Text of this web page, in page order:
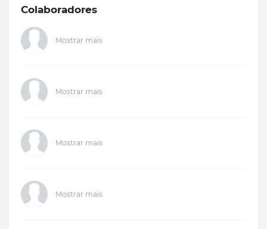
Colaboradores
Mostrar mais
Mostrar mais
Mostrar mais
Mostrar mais